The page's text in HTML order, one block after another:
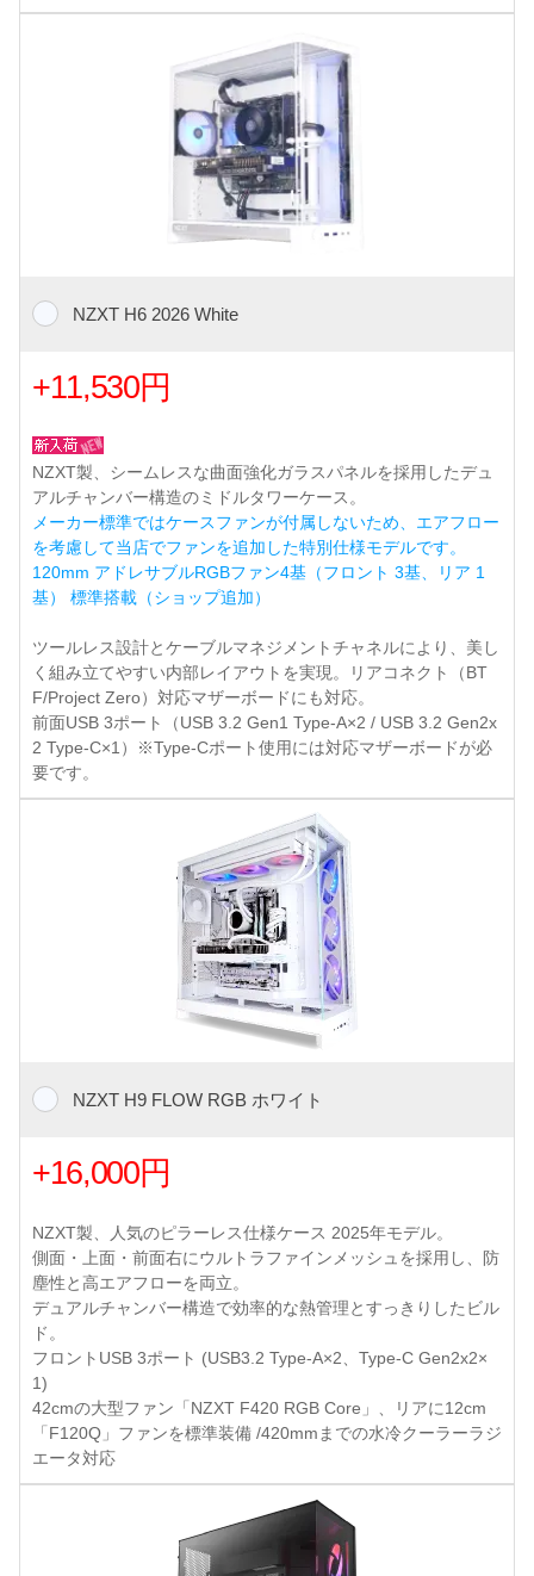
NZXT H6 2026 White
+11,530円
NZXT製、シームレスな曲面強化ガラスパネルを採用したデュ
アルチャンバー構造のミドルタワーケース。
メーカー標準ではケースファンが付属しないため、エアフロー
を考慮して当店でファンを追加した特別仕様モデルです。
120mm アドレサブルRGBファン4基（フロント 3基、リア 1
基） 標準搭載（ショップ追加）
ツールレス設計とケーブルマネジメントチャネルにより、美し
く組み立てやすい内部レイアウトを実現。リアコネクト（BT
F/Project Zero）対応マザーボードにも対応。
前面USB 3ポート（USB 3.2 Gen1 Type-A×2 / USB 3.2 Gen2x
2 Type-C×1）※Type-Cポート使用には対応マザーボードが必
要です。
NZXT H9 FLOW RGB ホワイト
+16,000円
NZXT製、人気のピラーレス仕様ケース 2025年モデル。
側面・上面・前面右にウルトラファインメッシュを採用し、防
塵性と高エアフローを両立。
デュアルチャンバー構造で効率的な熱管理とすっきりしたビル
ド。
フロントUSB 3ポート (USB3.2 Type-A×2、Type-C Gen2x2×
1)
42cmの大型ファン「NZXT F420 RGB Core」、リアに12cm
「F120Q」ファンを標準装備 /420mmまでの水冷クーラーラジ
エータ対応